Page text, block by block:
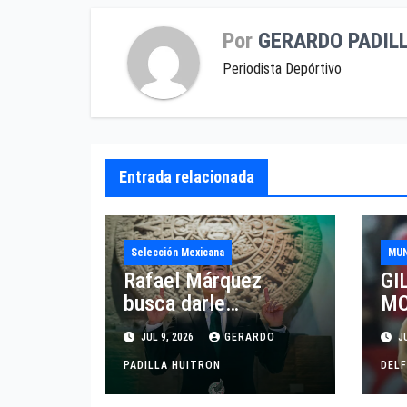
Por GERARDO
Periodista Depórtivo
Entrada relacionada
Selección Mexicana
Rafael Márquez
busca darle
continuidad y acelerar
el proyecto de la
Selección Mexicana
JUL 9, 2026 GERARDO
PADILLA HUITRON